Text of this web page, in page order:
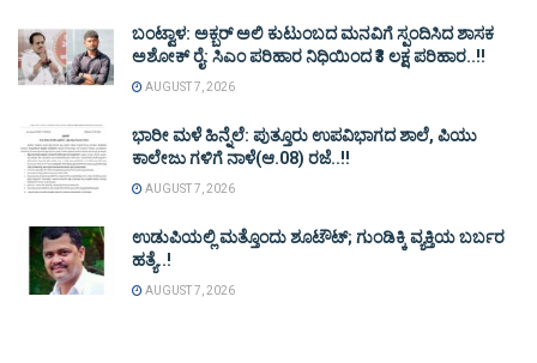
ಬಂಟ್ವಾಳ: ಅಕ್ಬರ್ ಅಲಿ ಕುಟುಂಬದ ಮನವಿಗೆ ಸ್ಪಂದಿಸಿದ ಶಾಸಕ
ಅಶೋಕ್ ರೈ: ಸಿಎಂ ಪರಿಹಾರ ನಿಧಿಯಿಂದ ₹3 ಲಕ್ಷ ಪರಿಹಾರ..!!
AUGUST 7, 2026
ಭಾರೀ ಮಳೆ ಹಿನ್ನೆಲೆ: ಪುತ್ತೂರು ಉಪವಿಭಾಗದ ಶಾಲೆ, ಪಿಯು
ಕಾಲೇಜು ಗಳಿಗೆ ನಾಳೆ(ಆ.08) ರಜೆ..!!
AUGUST 7, 2026
ಉಡುಪಿಯಲ್ಲಿ ಮತ್ತೊಂದು ಶೂಟೌಟ್‌; ಗುಂಡಿಕ್ಕಿ ವ್ಯಕ್ತಿಯ ಬರ್ಬರ
ಹತ್ಯೆ..!
AUGUST 7, 2026